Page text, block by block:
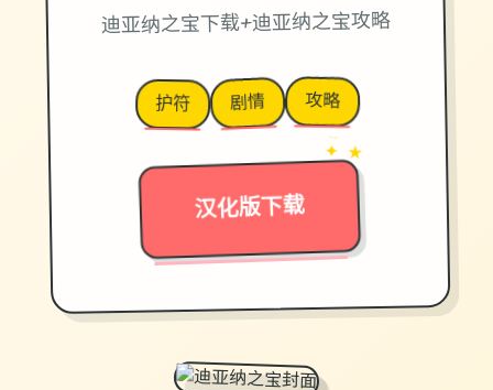
迪亚纳之宝下载+迪亚纳之宝攻略
护符 剧情 攻略
汉化版下载
→
✦ ★